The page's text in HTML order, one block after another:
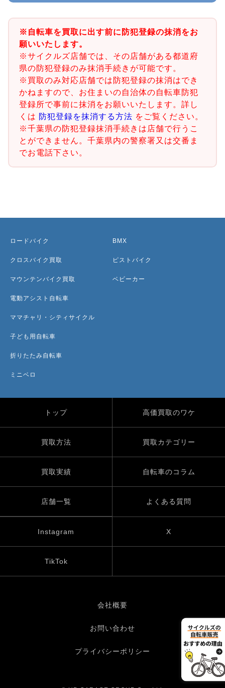
※自転車を買取に出す前に防犯登録の抹消をお
願いいたします。
※サイクルズ店舗では、その店舗がある都道府
県の防犯登録のみ抹消手続きが可能です。
※買取のみ対応店舗では防犯登録の抹消はでき
かねますので、お住まいの自治体の自転車防犯
登録所で事前に抹消をお願いいたします。詳し
くは 防犯登録を抹消する方法 をご覧ください。
※千葉県の防犯登録抹消手続きは店舗で行うこ
とができません。千葉県内の警察署又は交番ま
でお電話下さい。
ロードバイク
クロスバイク買取
マウンテンバイク買取
電動アシスト自転車
ママチャリ・シティサイクル
子ども用自転車
折りたたみ自転車
ミニベロ
BMX
ピストバイク
ベビーカー
トップ 高価買取のワケ
買取方法 買取カテゴリー
買取実績 自転車のコラム
店舗一覧 よくある質問
Instagram X
TikTok
会社概要
お問い合わせ
プライバシーポリシー